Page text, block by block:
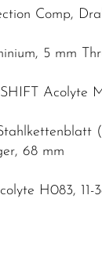
Comp,
5 mm
Acolyte
68 mm
H083, 11-